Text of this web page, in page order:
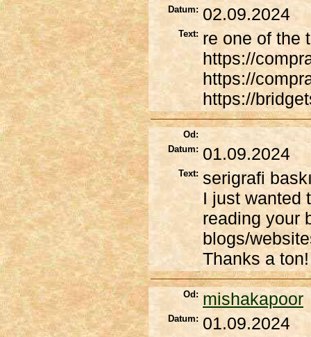
Datum: 02.09.2024
Text: re one of the
https://
https://
https://
Od:
Datum: 01.09.2024
Text: serigrafi
I just wanted
reading your
blogs/
Thanks a ton!
Od: mishakapoor
Datum: 01.09.2024